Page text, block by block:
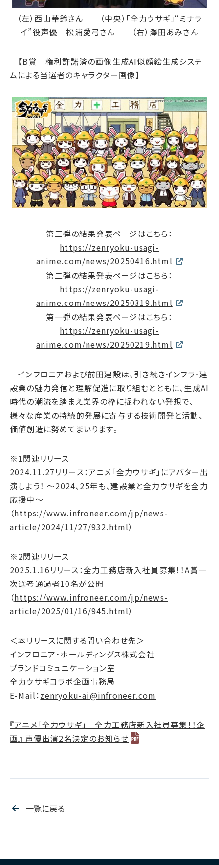
（左）西山華鈴さん （中央）「全力ウサギ」“ミナラ
イ”役声優 松浦愛弓さん （右）澤田あみさん
【B賞 権利許諾済の画像生成AI似顔絵生成システ
ムによる当選者のキャラクター画像】
第三弾の結果発表ページはこちら：
https://zenryoku-usagi-
anime.com/news/20250416.html
第二弾の結果発表ページはこちら：
https://zenryoku-usagi-
anime.com/news/20250319.html
第一弾の結果発表ページはこちら：
https://zenryoku-usagi-
anime.com/news/20250219.html
インフロニアおよび前田建設は、引き続きインフラ・建
設業の魅力発信と理解促進に取り組むとともに、生成AI
時代の潮流を踏まえ業界の枠に捉われない発想で、
様々な産業の持続的発展に寄与する技術開発と活動、
価値創造に努めてまいります。
※1関連リリース
2024.11.27リリース：アニメ「全力ウサギ」にアバター出
演しよう！ ～2024、25年も、建設業と全力ウサギを全力
応援中～
（https://www.infroneer.com/jp/news-
article/2024/11/27/932.html）
※2関連リリース
2025.1.16リリース：全力工務店新入社員募集！！A賞一
次選考通過者10名が公開
（https://www.infroneer.com/jp/news-
article/2025/01/16/945.html）
＜本リリースに関する問い合わせ先＞
インフロニア・ホールディングス株式会社
ブランドコミュニケーション室
全力ウサギコラボ企画事務局
E-Mail：zenryoku-ai@infroneer.com
『アニメ「全力ウサギ」 全力工務店新入社員募集！！企
画』 声優出演2名決定のお知らせ
一覧に戻る